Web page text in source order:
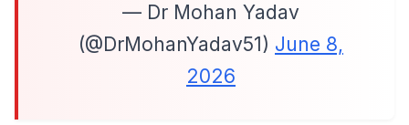
— Dr Mohan Yadav
(@DrMohanYadav51) June 8,
2026